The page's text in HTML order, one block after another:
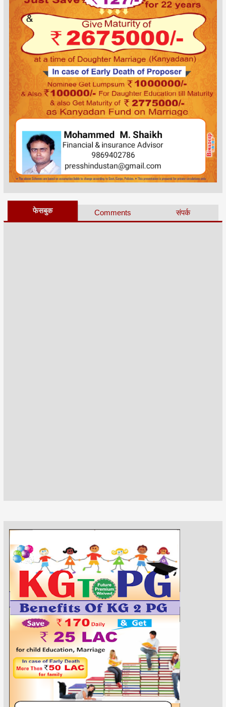
फेसबुक Comments संपर्क